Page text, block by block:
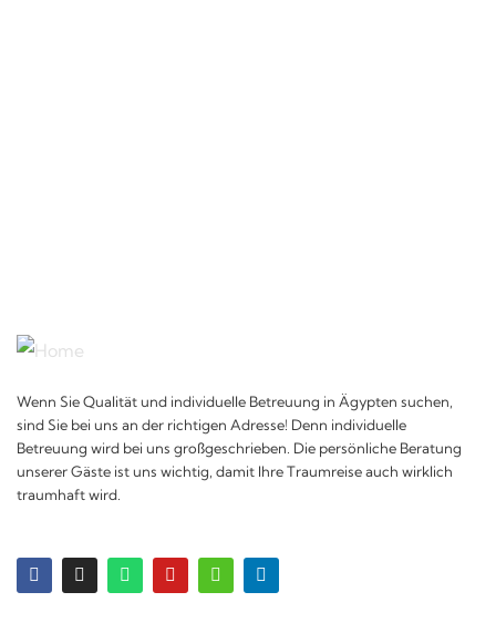
Wenn Sie Qualität und individuelle Betreuung in Ägypten suchen,
sind Sie bei uns an der richtigen Adresse! Denn individuelle
Betreuung wird bei uns großgeschrieben. Die persönliche Beratung
unserer Gäste ist uns wichtig, damit Ihre Traumreise auch wirklich
traumhaft wird.